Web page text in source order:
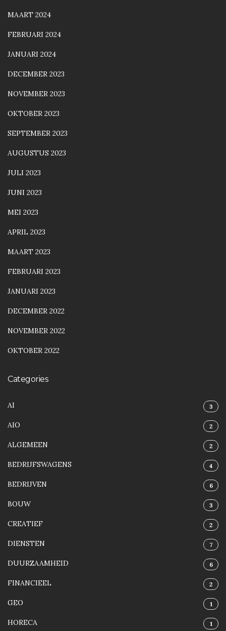
MAART 2024
FEBRUARI 2024
JANUARI 2024
DECEMBER 2023
NOVEMBER 2023
OKTOBER 2023
SEPTEMBER 2023
AUGUSTUS 2023
JULI 2023
JUNI 2023
MEI 2023
APRIL 2023
MAART 2023
FEBRUARI 2023
JANUARI 2023
DECEMBER 2022
NOVEMBER 2022
OKTOBER 2022
Categories
AI 3
AIO 2
ALGEMEEN 2
BEDRIJFSWAGENS 4
BEDRIJVEN 6
BOUW 3
CREATIEF 2
DIENSTEN 7
DUURZAAMHEID 6
FINANCIEEL 2
GEO 1
HORECA 1